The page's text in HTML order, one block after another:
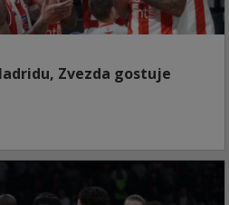
Zvezda gostuje